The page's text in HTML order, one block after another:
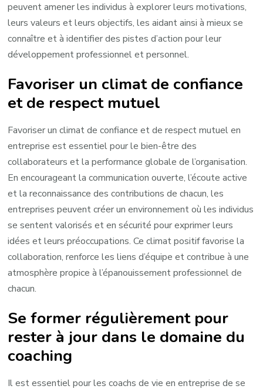
peuvent amener les individus à explorer leurs motivations,
leurs valeurs et leurs objectifs, les aidant ainsi à mieux se
connaître et à identifier des pistes d’action pour leur
développement professionnel et personnel.
Favoriser un climat de confiance
et de respect mutuel
Favoriser un climat de confiance et de respect mutuel en
entreprise est essentiel pour le bien-être des
collaborateurs et la performance globale de l’organisation.
En encourageant la communication ouverte, l’écoute active
et la reconnaissance des contributions de chacun, les
entreprises peuvent créer un environnement où les individus
se sentent valorisés et en sécurité pour exprimer leurs
idées et leurs préoccupations. Ce climat positif favorise la
collaboration, renforce les liens d’équipe et contribue à une
atmosphère propice à l’épanouissement professionnel de
chacun.
Se former régulièrement pour
rester à jour dans le domaine du
coaching
Il est essentiel pour les coachs de vie en entreprise de se